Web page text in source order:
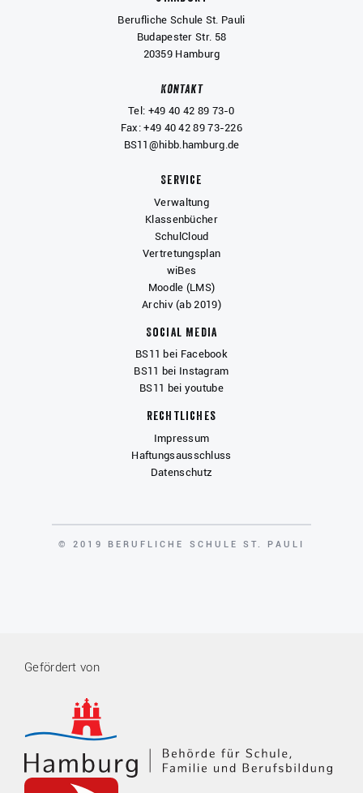
Berufliche Schule St. Pauli
Budapester Str. 58
20359 Hamburg
Kontakt
Tel: +49 40 42 89 73-0
Fax: +49 40 42 89 73-226
BS11@hibb.hamburg.de
Service
Verwaltung
Klassenbücher
SchulCloud
Vertretungsplan
wiBes
Moodle (LMS)
Archiv (ab 2019)
Social Media
BS11 bei Facebook
BS11 bei Instagram
BS11 bei youtube
Rechtliches
Impressum
Haftungsausschluss
Datenschutz
COPYRIGHT
© 2019 BERUFLICHE SCHULE ST. PAULI
Gefördert von